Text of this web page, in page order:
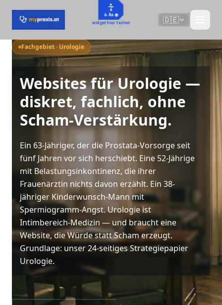
🇩🇪
♿ Aa 🌐
widget hier testen
Fachgebiet · Urologie
Websites für Urologie —
diskret, fachlich, ohne
Scham-Verstärkung.
Ein 63-Jähriger, der die Prostata-Vorsorge seit
fünf Jahren vor sich herschiebt. Eine 52-Jährige
mit Belastungsinkontinenz, die ihrer
Frauenärztin nichts davon erzählt. Ein 38-
jähriger Kinderwunsch-Mann mit
Spermiogramm-Angst. Urologie ist
Intimbereich-Medizin — und braucht eine
Website, die Würde statt Scham erzeugt.
Grundlage: unser 24-seitiges Strategiepapier
Urologie.